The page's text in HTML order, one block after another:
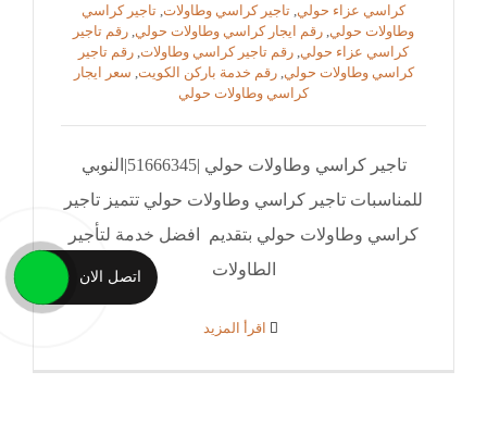
كراسي عزاء حولي تاجير كراسي وطاولات تاجير كراسي
وطاولات حولي رقم ايجار كراسي وطاولات حولي رقم تاجير
كراسي عزاء حولي رقم تاجير كراسي وطاولات رقم تاجير
كراسي وطاولات حولي ,رقم خدمة باركن الكويت سعر ايجار
كراسي وطاولات حولي
تاجير كراسي وطاولات حولي |51666345|النوبي
للمناسبات تاجير كراسي وطاولات حولي تتميز تاجير
كراسي وطاولات حولي بتقديم افضل خدمة لتأجير
الطاولات
اتصل الان